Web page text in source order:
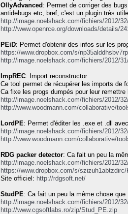
OllyAdvanced : Permet de corriger des
antidebugs etc, bref, c'est un plugin très
http://image.noelshack.com/fichiers/2012/
http://www.openrce.org/downloads/details/
PEiD: Permet d'obtenir des infos sur les
https://www.dropbox.com/s/
http://image.noelshack.com/fichiers/2012/
ImpREC: Import reconstructor
Ce tool permet de récupérer les imports de
Ca fixe les progs dumpés pour leur
http://image.noelshack.com/fichiers/2012/
http://www.woodmann.com/collaborative/
LordPE: Permet d'éditer les .exe et .dll
http://image.noelshack.com/fichiers/2012/
http://www.woodmann.com/collaborative/
RDG packer detector: Ca fait un peu la
http://image.noelshack.com/fichiers/2012/
https://www.dropbox.com/s/
Site officiel: http://rdgsoft.net/
StudPE: Ca fait un peu la même chose
http://image.noelshack.com/fichiers/2012/
http://www.cgsoftlabs.ro/zip/Stud_PE.zip